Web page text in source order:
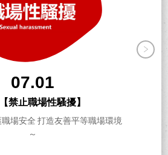
07.01
禁止職場性騷擾】
職場安全 打造友善平等職場環境
～